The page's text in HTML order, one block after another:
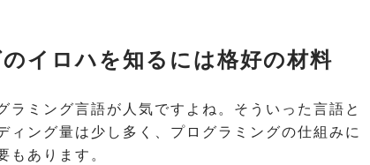
イロハを知るには格好の材料
ラミング言語が人気ですよね。そういった言語と
ィング量は少し多く、プログラミングの仕組みに
もあります。